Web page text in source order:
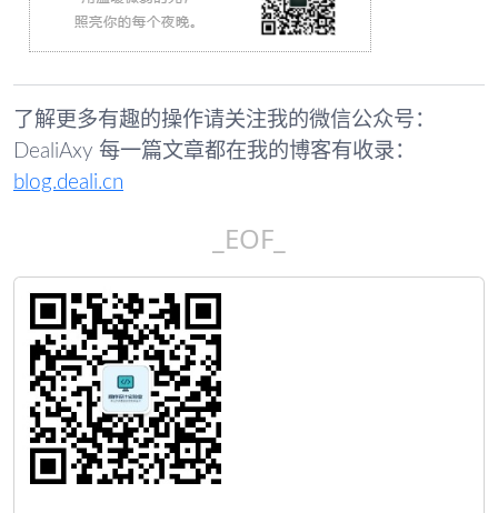
了解更多有趣的操作请关注我的微信公众号：
DealiAxy 每一篇文章都在我的博客有收录：
blog.deali.cn
_EOF_